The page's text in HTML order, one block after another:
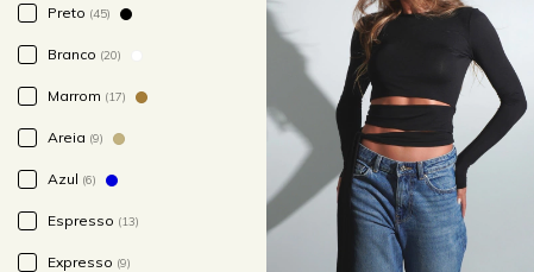
Preto (45)
Branco (20)
Marrom (17)
Areia (9)
Azul (6)
Espresso (13)
Expresso (9)